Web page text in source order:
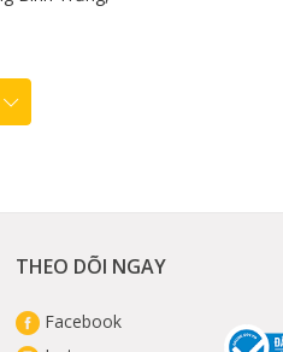
THEO DÕI NGAY
Facebook